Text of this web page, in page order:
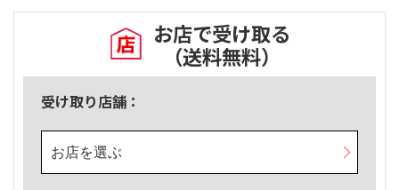
お店で受け取る
（送料無料）
受け取り店舗：
お店を選ぶ